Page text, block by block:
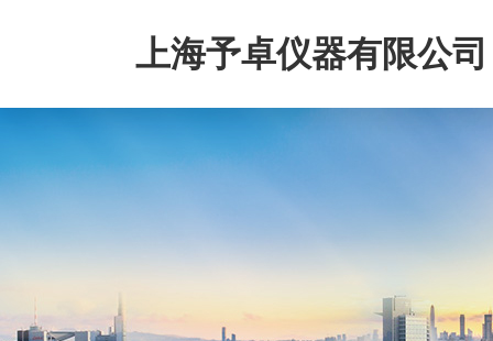
上海予卓仪器有限公司